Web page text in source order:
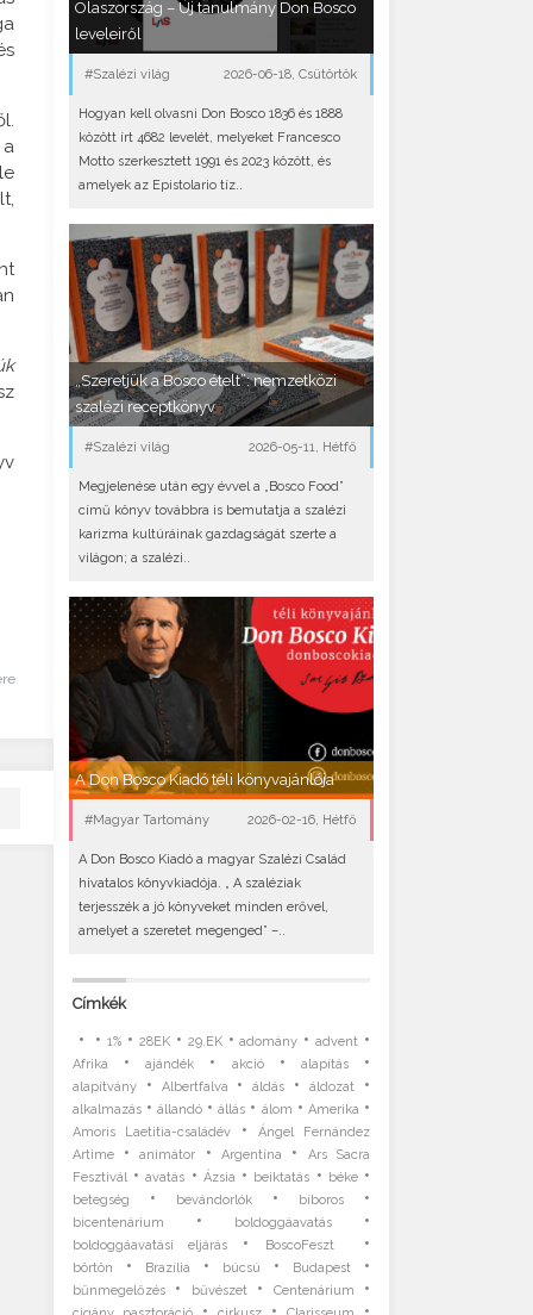
Olaszország – Új tanulmány Don Bosco
leveleiről
#Szalézi világ 2026-06-18, Csütörtök
Hogyan kell olvasni Don Bosco 1836 és 1888
között írt 4682 levelét, melyeket Francesco
Motto szerkesztett 1991 és 2023 között, és
amelyek az Epistolario tíz..
„Szeretjük a Bosco ételt”: nemzetközi
szalézi receptkönyv
#Szalézi világ 2026-05-11, Hétfő
Megjelenése után egy évvel a „Bosco Food”
című könyv továbbra is bemutatja a szalézi
karizma kultúráinak gazdagságát szerte a
világon; a szalézi..
A Don Bosco Kiadó téli könyvajánlója
#Magyar Tartomány 2026-02-16, Hétfő
A Don Bosco Kiadó a magyar Szalézi Család
hivatalos könyvkiadója. „ A szaléziak
terjesszék a jó könyveket minden erővel,
amelyet a szeretet megenged” –..
Címkék
• •1% • 28EK • 29.EK•adomány •advent •
Afrika •ajándék • akció• alapítás•
alapítvány• Albertfalva •áldás •áldozat •
alkalmazás•állandó •állás • álom • Amerika •
Amoris Laetitia-családév•
Ángel Fernández
Artime•animátor •Argentína •
Ars Sacra
Fesztivál•avatás • Ázsia • beiktatás • béke•
betegség • bevándorlók• bíboros •
bicentenárium • boldoggáavatás•
boldoggáavatási eljárás • BoscoFeszt •
börtön • Brazília • búcsú • Budapest •
bűnmegelőzés• bűvészet• Centenárium •